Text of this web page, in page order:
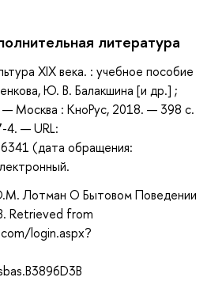
литература
XIX века. : учебное пособие
Ю. В. Балакшина [и др.] ;
Москва : КноРус, 2018. — 398 с.
4. — URL:
(дата обращения:
Лотман О Бытовом Поведении
Retrieved from
login.aspx?